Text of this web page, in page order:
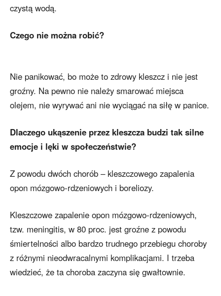
czystą wodą.
Czego nie można robić?
Nie panikować, bo może to zdrowy kleszcz i nie jest
groźny. Na pewno nie należy smarować miejsca
olejem, nie wyrywać ani nie wyciągać na siłę w panice.
Dlaczego ukąszenie przez kleszcza budzi tak silne
emocje i lęki w społeczeństwie?
Z powodu dwóch chorób – kleszczowego zapalenia
opon mózgowo-rdzeniowych i boreliozy.
Kleszczowe zapalenie opon mózgowo-rdzeniowych,
tzw. meningitis, w 80 proc. jest groźne z powodu
śmiertelności albo bardzo trudnego przebiegu choroby
z różnymi nieodwracalnymi komplikacjami. I trzeba
wiedzieć, że ta choroba zaczyna się gwałtownie.